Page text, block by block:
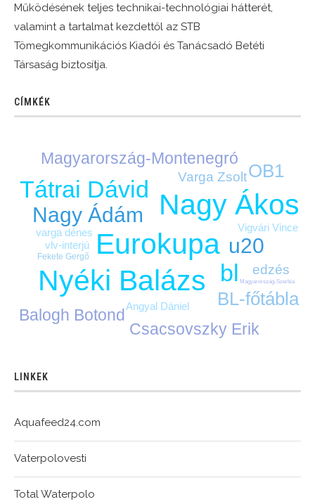
Működésének teljes technikai-technológiai hátterét,
valamint a tartalmat kezdettől az STB
Tömegkommunikációs Kiadói és Tanácsadó Betéti
Társaság biztosítja.
CÍMKÉK
Eurokupa
Nagy Ákos
Nyéki Balázs bl
Tátrai Dávid
Nagy Ádám
u20
BL-főtábla
OB1
Balogh Botond
Csacsovszky Erik
Magyarország-Montenegró
edzés
Varga Zsolt
Angyal Dániel
varga dénes
Vigvári Vince
vlv-interjú
Fekete Gergő
Magyarország-Szerbia
LINKEK
Aquafeed24.com
Vaterpolovesti
Total Waterpolo